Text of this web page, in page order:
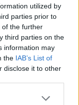
utilized by
parties prior to
of the further
third parties on the
information may
the IAB’s List of
disclose it to other
l-a